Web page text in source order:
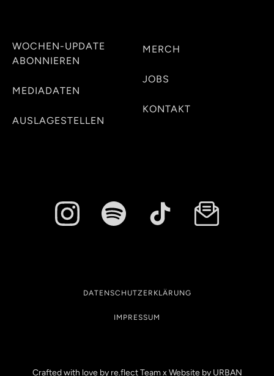
WOCHEN-UPDATE
ABONNIEREN
MEDIADATEN
AUSLAGESTELLEN
MERCH
JOBS
KONTAKT
DATENSCHUTZERKLÄRUNG
IMPRESSUM
Crafted with love by re.flect Team x Website by URBAN